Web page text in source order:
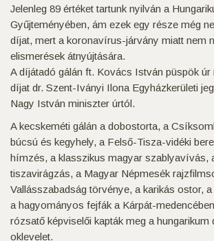
Jelenleg 89 értéket tartunk nyilván a
Gyűjteményében, ám ezek egy része még
díjat, mert a koronavírus-járvány miatt nem
elismerések átnyújtására.
A díjátadó gálán ft. Kovács István püspök
díjat dr. Szent-Iványi Ilona Egyházkerületi
Nagy István miniszter úrtól.
A kecskeméti gálán a dobostorta, a
búcsú és kegyhely, a Felső-Tisza-vidéki
hímzés, a klasszikus magyar szablyavívás,
tiszavirágzás, a Magyar Népmesék
Vallásszabadság törvénye, a karikás ostor,
a hagyományos fejfák a Kárpát-
rózsatő képviselői kapták meg a hungarikum
oklevelet.